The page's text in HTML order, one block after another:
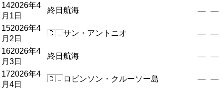
142026年4
月1日
終日航海 — —
152026年4
月2日
🇨🇱サン・アントニオ — —
162026年4
月3日
終日航海 — —
172026年4
月4日
🇨🇱ロビンソン・クルーソー島 — —